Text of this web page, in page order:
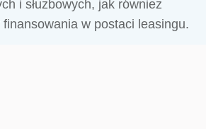
i służbowych, jak również
w postaci leasingu.